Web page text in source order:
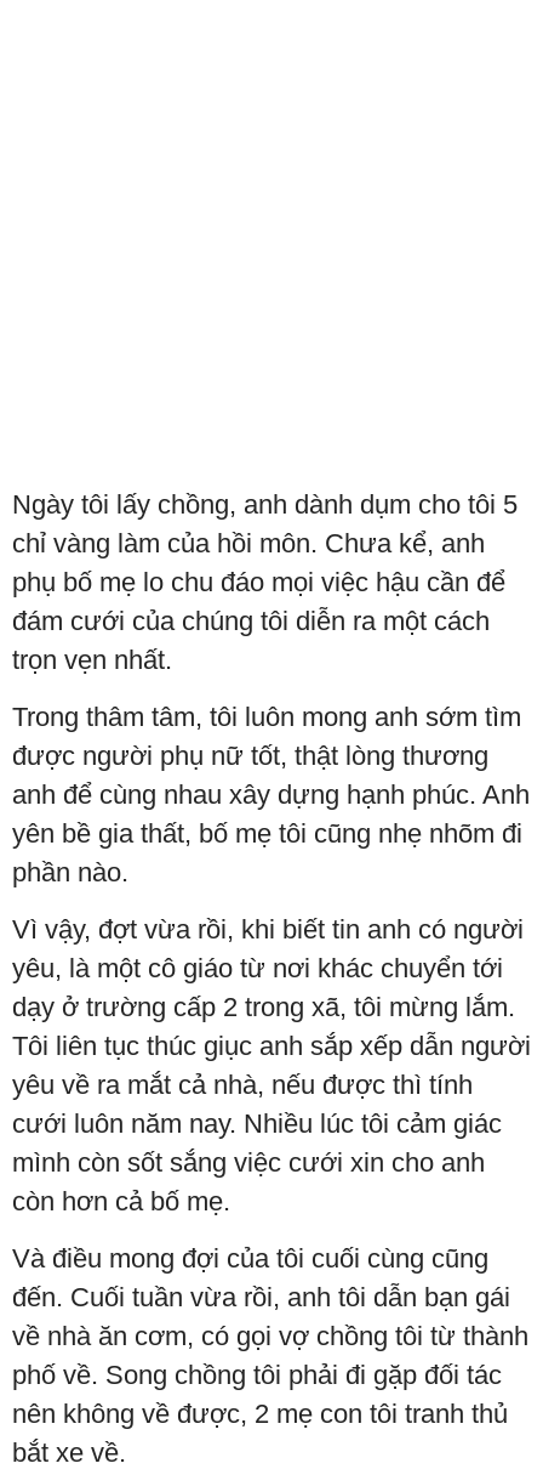
Ngày tôi lấy chồng, anh dành dụm cho tôi 5
chỉ vàng làm của hồi môn. Chưa kể, anh
phụ bố mẹ lo chu đáo mọi việc hậu cần để
đám cưới của chúng tôi diễn ra một cách
trọn vẹn nhất.
Trong thâm tâm, tôi luôn mong anh sớm tìm
được người phụ nữ tốt, thật lòng thương
anh để cùng nhau xây dựng hạnh phúc. Anh
yên bề gia thất, bố mẹ tôi cũng nhẹ nhõm đi
phần nào.
Vì vậy, đợt vừa rồi, khi biết tin anh có người
yêu, là một cô giáo từ nơi khác chuyển tới
dạy ở trường cấp 2 trong xã, tôi mừng lắm.
Tôi liên tục thúc giục anh sắp xếp dẫn người
yêu về ra mắt cả nhà, nếu được thì tính
cưới luôn năm nay. Nhiều lúc tôi cảm giác
mình còn sốt sắng việc cưới xin cho anh
còn hơn cả bố mẹ.
Và điều mong đợi của tôi cuối cùng cũng
đến. Cuối tuần vừa rồi, anh tôi dẫn bạn gái
về nhà ăn cơm, có gọi vợ chồng tôi từ thành
phố về. Song chồng tôi phải đi gặp đối tác
nên không về được, 2 mẹ con tôi tranh thủ
bắt xe về.